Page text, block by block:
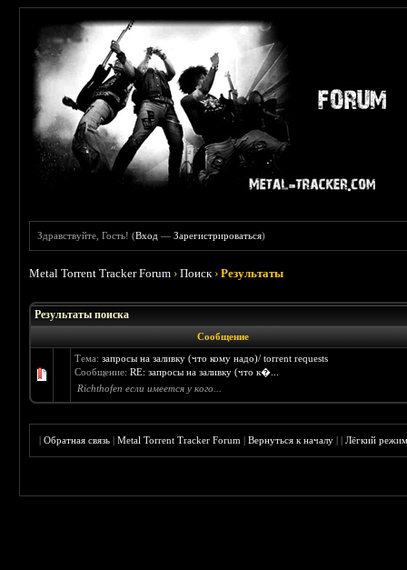
Здравствуйте, Гость! (Вход —Зарегистрироваться)
Metal Torrent Tracker Forum ›Поиск ›Результаты
Результаты поиска
Сообщение
Тема:запросы на заливку (что кому надо)/ torrent requests
Сообщение:RE: запросы на заливку (что к�...
Richthofen если имеется у кого...
|Обратная связь |Metal Torrent Tracker Forum |Вернуться к началу ||Лёгкий